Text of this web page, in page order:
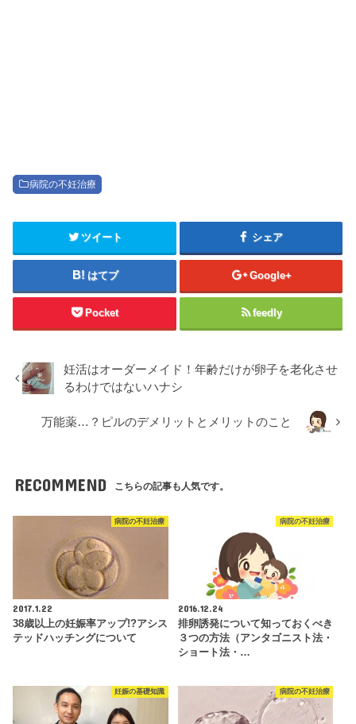
病院の不妊治療
ツイート シェア
はてブ Google+
Pocket feedly
妊活はオーダーメイド！年齢だけが卵子を老化させ
るわけではないハナシ
万能薬…？ピルのデメリットとメリットのこと
RECOMMEND こちらの記事も人気です。
病院の不妊治療
2017.1.22
38歳以上の妊娠率アップ!?アシス
テッドハッチングについて
病院の不妊治療
2016.12.24
排卵誘発について知っておくべき
３つの方法（アンタゴニスト法・
ショート法・…
妊娠の基礎知識 病院の不妊治療